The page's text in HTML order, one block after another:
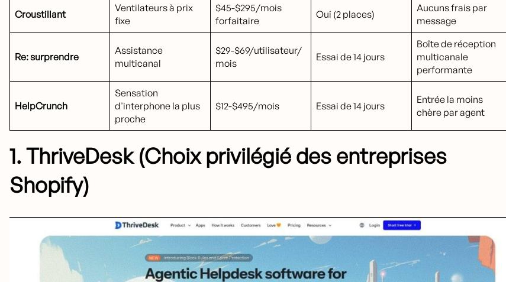
Croustillant
Ventilateurs à prix
fixe
$45-$295/mois
forfaitaire
Oui (2 places)
Aucuns frais par
message
Re: surprendre
Assistance
multicanal
$29-$69/utilisateur/
mois
Essai de 14 jours
Boîte de réception
multicanale
performante
HelpCrunch
Sensation
d'interphone la plus
proche
$12-$495/mois Essai de 14 jours
Entrée la moins
chère par agent
1. ThriveDesk (Choix privilégié des entreprises
Shopify)